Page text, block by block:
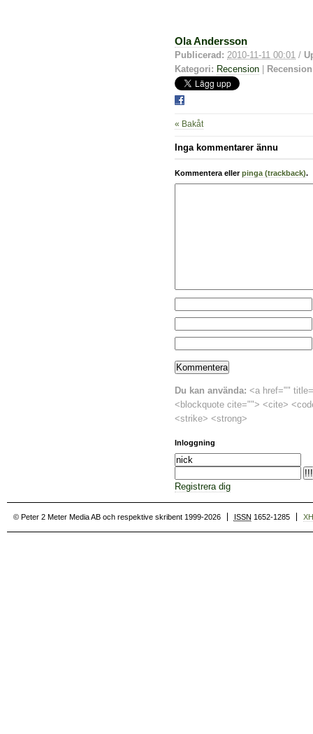
Ola Andersson
Publicerad: 2010-11-11 00:01 /
Kategori: Recension
« Bakåt
Inga kommentarer ännu
Kommentera ellerpinga (trackback).
Du kan använda: <a href=""
<blockquote cite=""> <cite>
<strike> <strong>
Inloggning
Registrera dig
© Peter 2 Meter Media AB och respektive skribent 1999-2026 ISSN 1652-1285